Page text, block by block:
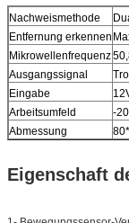
Nachweismethode
Entfernung erkennen
Mikrowellenfrequenz
Ausgangssignal
Eingabe
Arbeitsumfeld
-
Abmessung
Eigenschaft